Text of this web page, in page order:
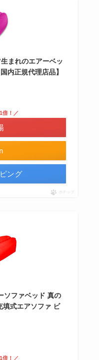
まれのエアーベッ
内正規代理店品】
倍！／
ング
ポチップ
ファベッド 真の
填式エアソファ ビ
倍！／